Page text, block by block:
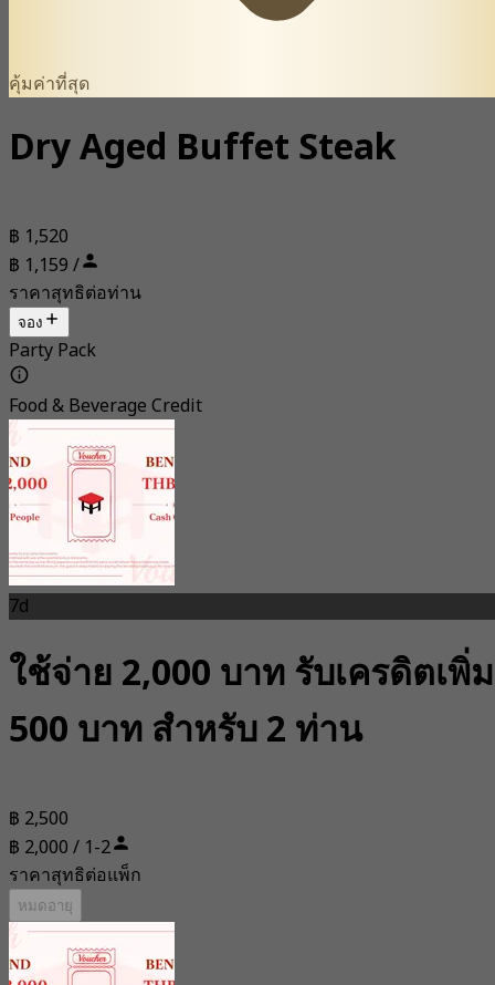
คุ้มค่าที่สุด
Dry Aged Buffet Steak
฿ 1,520
฿ 1,159 /
ราคาสุทธิต่อท่าน
จอง
Party Pack
Food & Beverage Credit
7d
ใช้จ่าย 2,000 บาท รับเครดิตเพิ่ม
500 บาท สำหรับ 2 ท่าน
฿ 2,500
฿ 2,000 / 1-2
ราคาสุทธิต่อแพ็ก
หมดอายุ